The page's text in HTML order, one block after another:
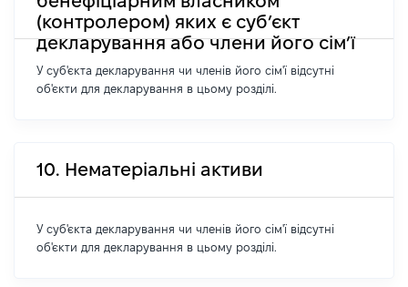
(контролером) яких є суб’єкт
декларування або члени його сім’ї
У суб'єкта декларування чи членів його сім'ї відсутні
об'єкти для декларування в цьому розділі.
10. Нематеріальні активи
У суб'єкта декларування чи членів його сім'ї відсутні
об'єкти для декларування в цьому розділі.